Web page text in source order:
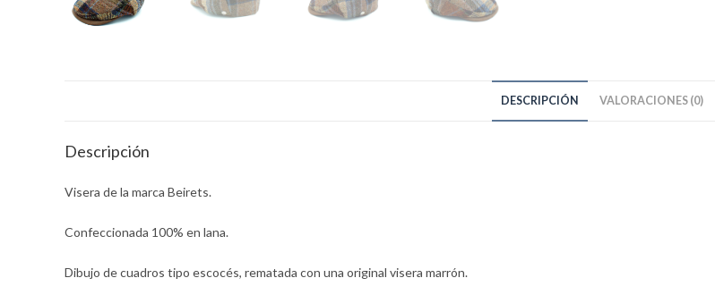
DESCRIPCIÓN VALORACIONES (0)
Descripción
Visera de la marca Beirets.
Confeccionada 100% en lana.
Dibujo de cuadros tipo escocés, rematada con una original visera marrón.